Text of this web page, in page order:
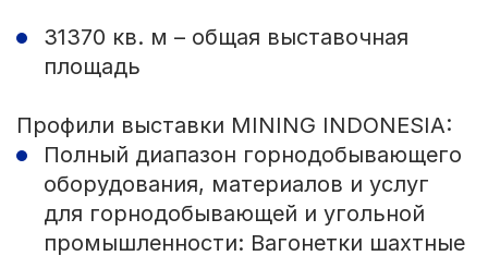
31370 кв. м – общая выставочная
площадь
Профили выставки MINING INDONESIA:
Полный диапазон горнодобывающего
оборудования, материалов и услуг
для горнодобывающей и угольной
промышленности: Вагонетки шахтные